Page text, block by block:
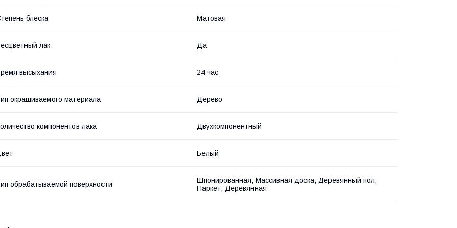
блеска Матовая
лак Да
высыхания 24 час
окрашиваемого материала Дерево
компонентов лака Двухкомпонентный
Белый
обрабатываемой поверхности
Шпонированная, Массивная доска, Деревянный пол,
Паркет, Деревянная